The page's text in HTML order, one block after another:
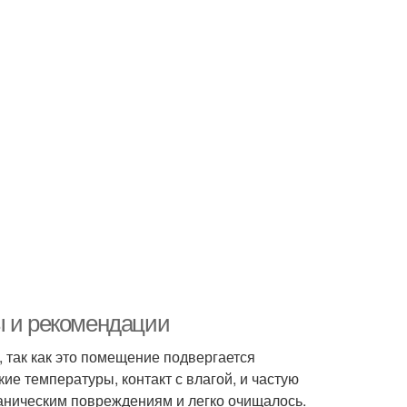
и рекомендации
как это помещение подвергается
температуры, контакт с влагой, и частую
повреждениям и легко очищалось.